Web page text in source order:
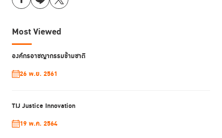
Ground ได้จัดกิจกรรม “เปิดบ้านแนะนำ TIJ Common
Ground” อย่างเป็นทางการ และได้จัดกิจกรรมเสวนาภายใต้
หัวข้อหลักเรื่อง “Rethinking Myths of Justice ยุติธรรม…
เปลี่ยนมุมมองเกี่ยวกับการเข้าถึงความยุติธรรมในประเด็น “ความ
บุคลากรในหน่วยงานราชการ บุคลากรที่ทำงานด้านกระบวนการ
ยุติธรรม บุคลากรจากสถาบันการศึกษา เครือข่ายภาคเอกชน
สมาคมและมูลนิธิ และประชาชนทั่วไป ที่ได้มารับชมนิทรรศการและ
Most Viewed
องค์กรอาชญากรรมข้ามชาติ
26 พ.ย. 2561
TIJ Justice Innovation
19 พ.ค. 2564